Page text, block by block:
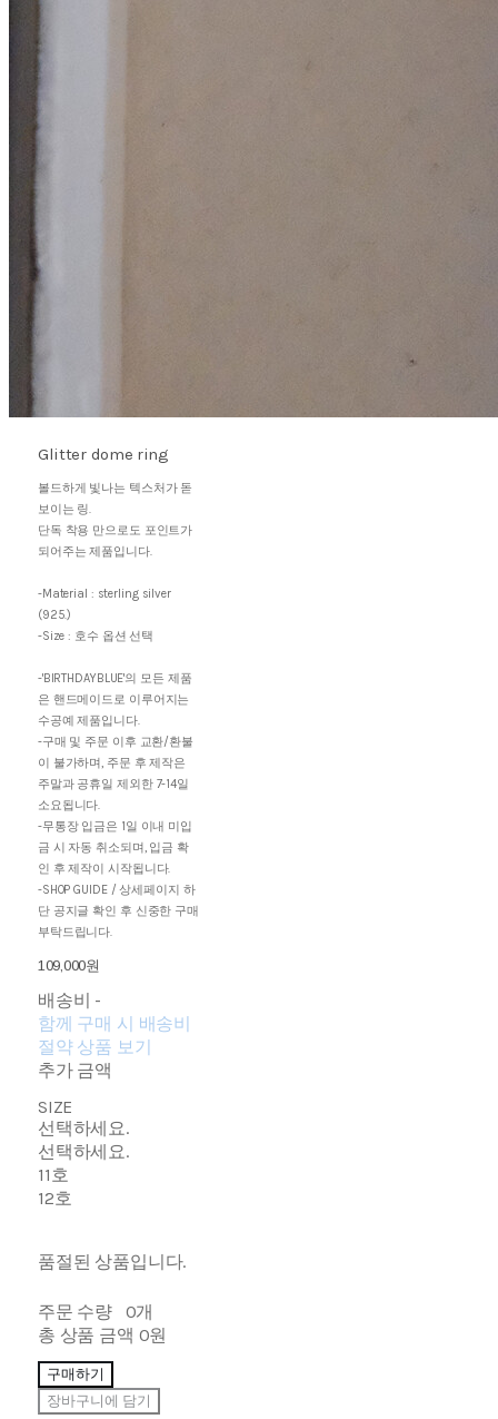
Glitter dome ring
볼드하게 빛나는 텍스처가 돋
보이는 링.
단독 착용 만으로도 포인트가
되어주는 제품입니다.
-Material : sterling silver
(925.)
-Size : 호수 옵션 선택
-'BIRTHDAYBLUE'의 모든 제품
은 핸드메이드로 이루어지는
수공예 제품입니다.
-구매 및 주문 이후 교환/환불
이 불가하며, 주문 후 제작은
주말과 공휴일 제외한 7-14일
소요됩니다.
-무통장 입금은 1일 이내 미입
금 시 자동 취소되며, 입금 확
인 후 제작이 시작됩니다.
-SHOP GUIDE / 상세페이지 하
단 공지글 확인 후 신중한 구매
부탁드립니다.
109,000원
배송비 -
함께 구매 시 배송비
절약 상품 보기
추가 금액
SIZE
선택하세요.
선택하세요.
11호
12호
품절된 상품입니다.
주문 수량
0개
총 상품 금액 0원
구매하기
장바구니에 담기